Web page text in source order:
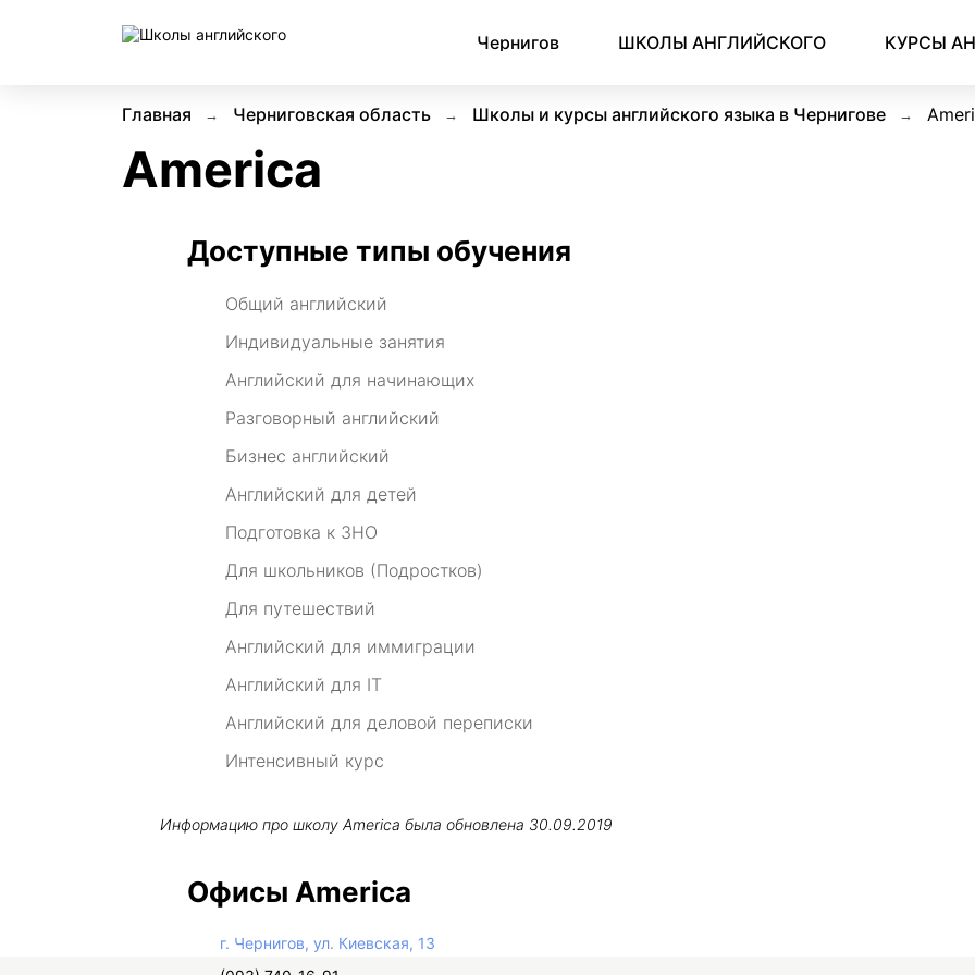
Чернигов ШКОЛЫ АНГЛИЙСКОГО КУРСЫ
Главная Черниговская область Школы и курсы английского языка в Чернигове
America
Доступные типы обучения
Общий английский
Индивидуальные занятия
Английский для начинающих
Разговорный английский
Бизнес английский
Английский для детей
Подготовка к ЗНО
Для школьников (Подростков)
Для путешествий
Английский для иммиграции
Английский для IT
Английский для деловой переписки
Интенсивный курс
Информацию про школу America была обновлена 30.09.2019
Офисы America
г. Чернигов, ул. Киевская, 13